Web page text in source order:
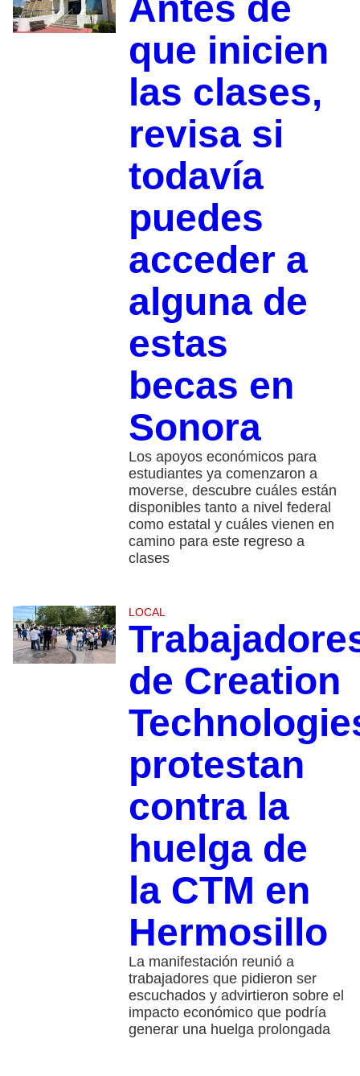
Antes de
que inicien
las clases,
revisa si
todavía
puedes
acceder a
alguna de
estas
becas en
Sonora
Los apoyos económicos para
estudiantes ya comenzaron a
moverse, descubre cuáles están
disponibles tanto a nivel federal
como estatal y cuáles vienen en
camino para este regreso a
clases
LOCAL
de Creation
protestan
contra la
huelga de
la CTM en
Hermosillo
La manifestación reunió a
trabajadores que pidieron ser
escuchados y advirtieron sobre el
impacto económico que podría
generar una huelga prolongada